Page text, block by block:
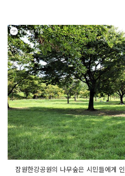
잠원한강공원의 나무숲은 시민들에게